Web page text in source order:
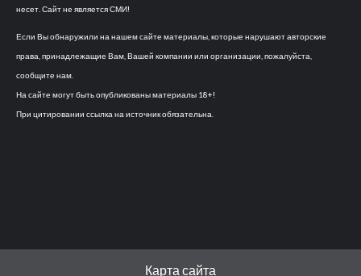
несет. Сайт не является СМИ!
Если Вы обнаружили на нашем сайте материалы, которые нарушают авторские
права, принадлежащие Вам, Вашей компании или организации, пожалуйста,
сообщите нам.
На сайте могут быть опубликованы материалы 18+!
При цитировании ссылка на источник обязательна.
Карта сайта